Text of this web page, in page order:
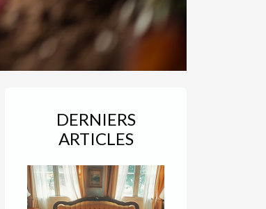
DERNIERS
ARTICLES